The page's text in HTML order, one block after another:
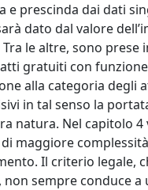
prescinda dai dati
dato dal valore
le altre, sono
gratuiti con
alla categoria
in tal senso la
natura. Nel capitolo
maggiore
Il criterio legale,
non sempre conduce